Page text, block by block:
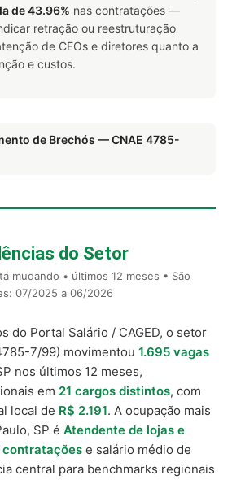
de 43.96% nas contratações —
retração ou reestruturação
de CEOs e diretores quanto a
e custos.
de Brechós — CNAE 4785-
do Setor
mudando • últimos 12 meses • São
07/2025 a 06/2026
do Portal Salário / CAGED, o setor
7/99) movimentou 1.695 vagas
nos últimos 12 meses,
em 21 cargos distintos, com
local de R$ 2.191. A ocupação mais
SP é Atendente de lojas e
contratações e salário médio de
central para benchmarks regionais